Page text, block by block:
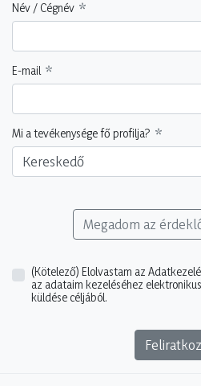
Név / Cégnév
E-mail
Mi a tevékenysége fő profilja?
Kereskedő
Megadom az
(Kötelező) Elolvastam az
az adataim kezeléséhez
küldése céljából.